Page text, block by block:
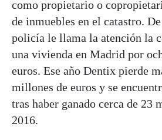
como propietario o
de inmuebles en el catastro.
policía le llama la atención la
una vivienda en Madrid por
euros. Ese año Dentix pierde
millones de euros y se
tras haber ganado cerca de 23
2016.